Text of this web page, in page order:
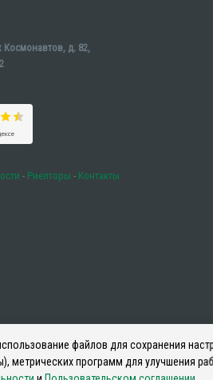
Космонавтов, д. 82,
- Риелторы - Контакты
файлов для сохранения
программ для улучшения